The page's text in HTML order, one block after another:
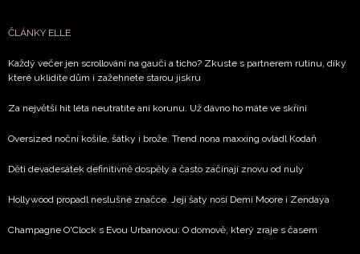
vyhodnocení akce a zasílání novinek.
Chcete navíc dostávat i další zajímavé a exkluzivní
informace od našich partnerů? Pokud souhlasíte se
zpracováním údajů k tomuto účelu podle
Zásad ochrany
ČLÁNKY ELLE
Každý večer jen scrollování na gauči a ticho? Zkuste s partnerem rutinu, díky
které uklidíte dům i zažehnete starou jiskru
Za největší hit léta neutratíte ani korunu. Už dávno ho máte ve skříni
Oversized noční košile, šátky i brože. Trend nona maxxing ovládl Kodaň
Děti devadesátek definitivně dospěly a často začínají znovu od nuly
Hollywood propadl neslušné značce. Její šaty nosí Demi Moore i Zendaya
Champagne O'Clock s Evou Urbanovou: O domově, který zraje s časem